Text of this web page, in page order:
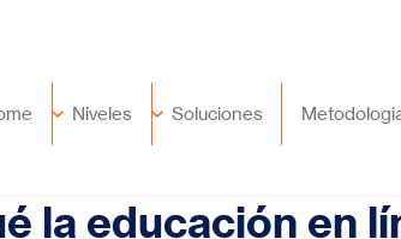
Niveles Soluciones
la educación en